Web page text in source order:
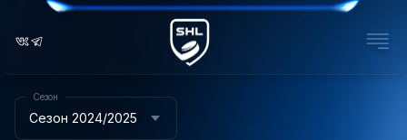
Сезон 2024/2025
Сезон